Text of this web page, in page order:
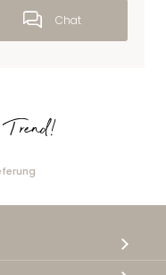
Chat